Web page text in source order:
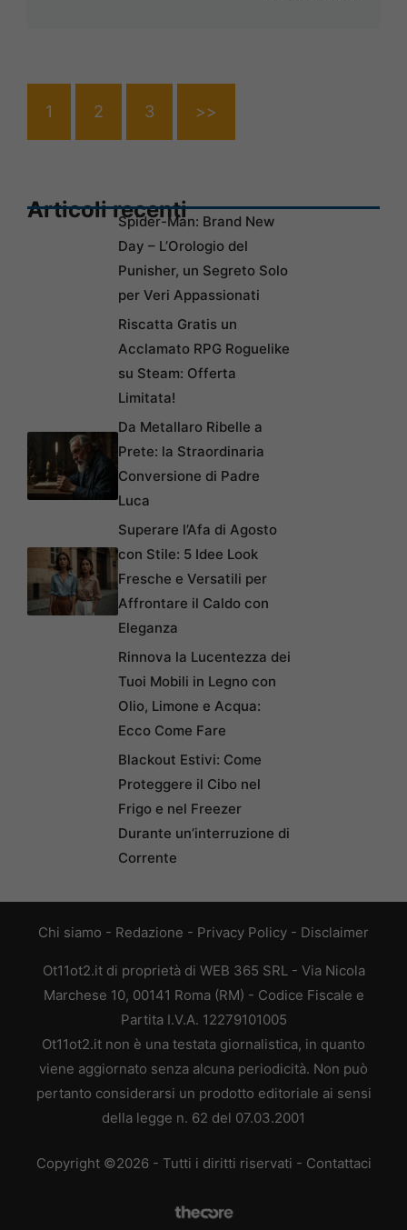
1 2 3 >>
Articoli recentiSpider-Man: Brand New
Day – L’Orologio del
Punisher, un Segreto Solo
per Veri Appassionati
Riscatta Gratis un
Acclamato RPG Roguelike
su Steam: Offerta
Limitata!
Da Metallaro Ribelle a
Prete: la Straordinaria
Conversione di Padre
Luca
Superare l’Afa di Agosto
con Stile: 5 Idee Look
Fresche e Versatili per
Affrontare il Caldo con
Eleganza
Rinnova la Lucentezza dei
Tuoi Mobili in Legno con
Olio, Limone e Acqua:
Ecco Come Fare
Blackout Estivi: Come
Proteggere il Cibo nel
Frigo e nel Freezer
Durante un’interruzione di
Corrente
Chi siamo - Redazione - Privacy Policy - Disclaimer
Ot11ot2.it di proprietà di WEB 365 SRL - Via Nicola
Marchese 10, 00141 Roma (RM) - Codice Fiscale e
Partita I.V.A. 12279101005
Ot11ot2.it non è una testata giornalistica, in quanto
viene aggiornato senza alcuna periodicità. Non può
pertanto considerarsi un prodotto editoriale ai sensi
della legge n. 62 del 07.03.2001
Copyright ©2026 - Tutti i diritti riservati - Contattaci